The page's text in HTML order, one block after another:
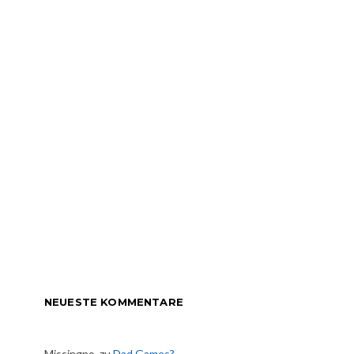
NEUESTE KOMMENTARE